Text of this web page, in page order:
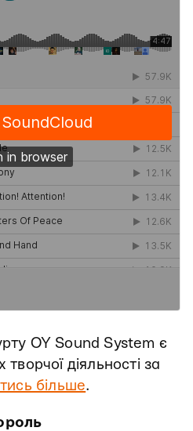
OY Sound System є
діяльності за
більше.